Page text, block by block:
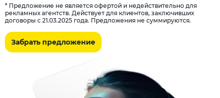
* Предложение не является офертой и недействительно для
рекламных агентств. Действует для клиентов, заключивших
договоры с 21.03.2025 года. Предложения не суммируются.
Забрать предложение